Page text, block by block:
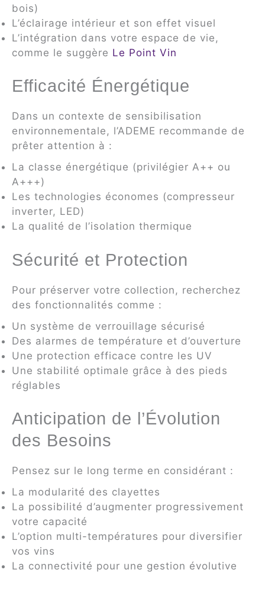
bois)
L’éclairage intérieur et son effet visuel
L’intégration dans votre espace de vie,
comme le suggère Le Point Vin
Efficacité Énergétique
Dans un contexte de sensibilisation
environnementale, l’ADEME recommande de
prêter attention à :
La classe énergétique (privilégier A++ ou
A+++)
Les technologies économes (compresseur
inverter, LED)
La qualité de l’isolation thermique
Sécurité et Protection
Pour préserver votre collection, recherchez
des fonctionnalités comme :
Un système de verrouillage sécurisé
Des alarmes de température et d’ouverture
Une protection efficace contre les UV
Une stabilité optimale grâce à des pieds
réglables
Anticipation de l’Évolution
des Besoins
Pensez sur le long terme en considérant :
La modularité des clayettes
La possibilité d’augmenter progressivement
votre capacité
L’option multi-températures pour diversifier
vos vins
La connectivité pour une gestion évolutive